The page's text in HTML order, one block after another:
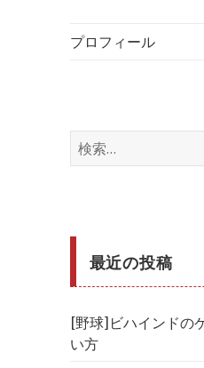
プロフィール
検
索:
最近の投稿
[野球]ビハインドの
い方